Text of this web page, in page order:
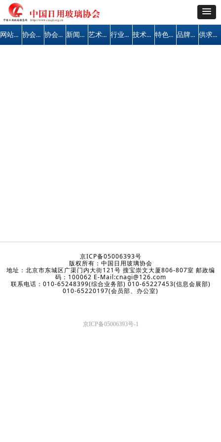
网站首页 协会简介 协会公告 新闻中心 艺术天地 行业管理 技术交流 特色区域 品牌建设 供求信息
京ICP备05006393号
版权所有：中国日用玻璃协会
地址：北京市东城区广渠门内大街121号 搜宝崇文大厦806-807室 邮政编
码：100062 E-Mail:cnagi@126.com
联系电话：010-65248399(综合业务部) 010-65227453(信息会展部)
010-65220197(会员部、办公室)
京ICP备05006393号-1